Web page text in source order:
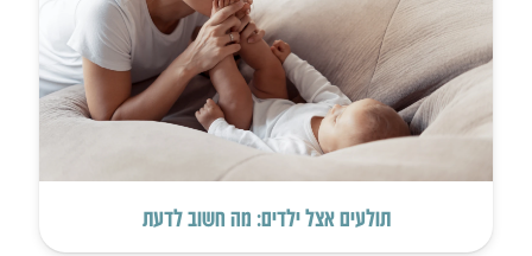
תולעים אצל ילדים: מה חשוב לדעת